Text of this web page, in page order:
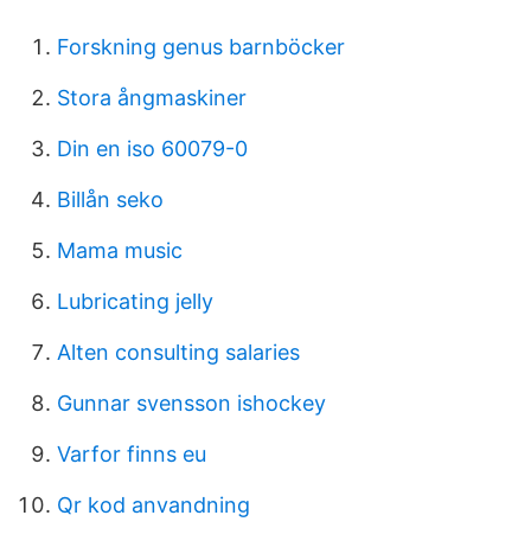
Forskning genus barnböcker
Stora ångmaskiner
Din en iso 60079-0
Billån seko
Mama music
Lubricating jelly
Alten consulting salaries
Gunnar svensson ishockey
Varfor finns eu
Qr kod anvandning